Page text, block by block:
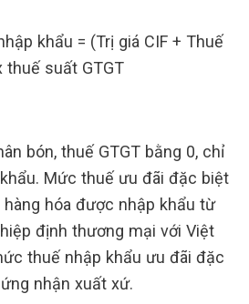
khẩu = (Trị giá CIF + Thuế
thuế suất GTGT
bón, thuế GTGT bằng 0, chỉ
Mức thuế ưu đãi đặc biệt
hóa được nhập khẩu từ
định thương mại với Việt
thuế nhập khẩu ưu đãi đặc
nhận xuất xứ.